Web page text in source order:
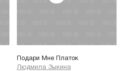
Подари Мне Платок
Людмила Зыкина